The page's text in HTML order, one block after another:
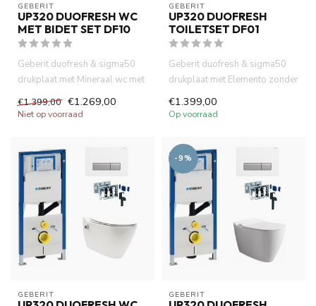
GEBERIT
UP320 DUOFRESH WC
MET BIDET SET DF10
Geberit duofresh & sigma50
drukplaat met Mineraal wc met
bidet wandcloset .Incl....
€1.399,00 €1.269,00
Niet op voorraad
GEBERIT
UP320 DUOFRESH
TOILETSET DF01
Geberit duofresh & sigma50
drukplaat met Elemento zonder
spoelrand wandcloset ma...
€1.399,00
Op voorraad
GEBERIT
-9%
GEBERIT